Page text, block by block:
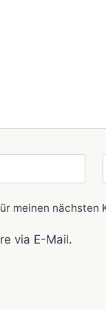
meinen nächsten
via E-Mail.